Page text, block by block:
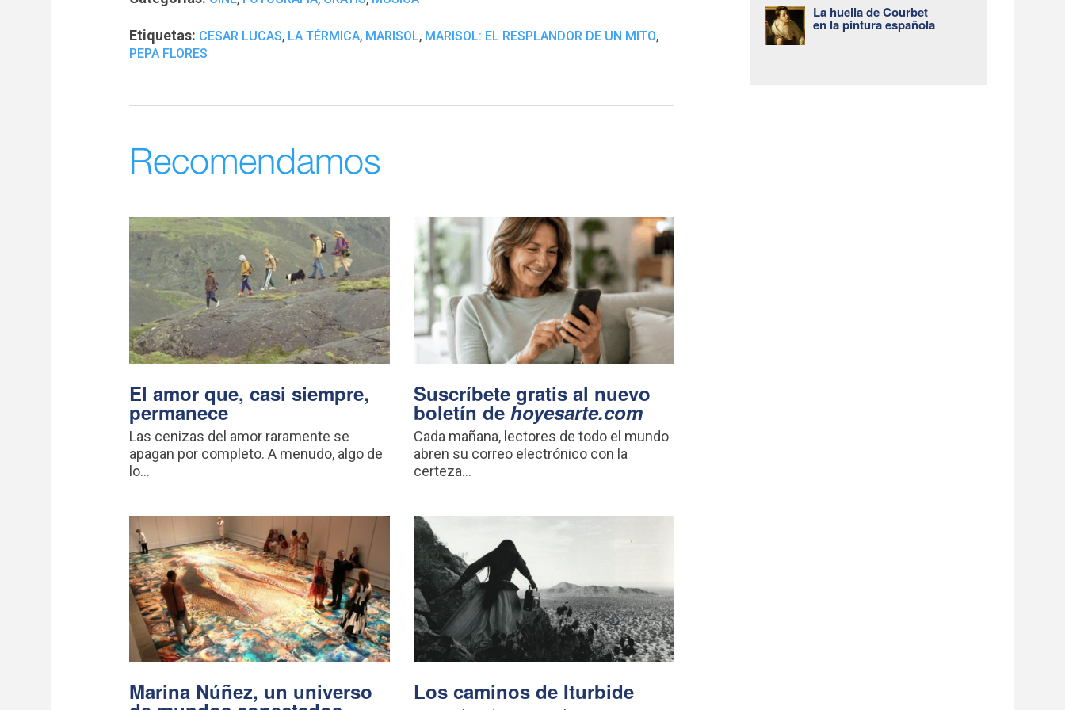
Etiquetas: CESAR LUCAS, LA TÉRMICA, MARISOL, MARISOL: EL RESPLANDOR DE UN MITO,
PEPA FLORES
Recomendamos
El amor que, casi siempre,
permanece
Las cenizas del amor raramente se
apagan por completo. A menudo, algo de
lo...
Suscríbete gratis al nuevo
boletín de hoyesarte.com
Cada mañana, lectores de todo el mundo
abren su correo electrónico con la
certeza...
Marina Núñez, un universo Los caminos de Iturbide
La huella de Courbet
en la pintura española